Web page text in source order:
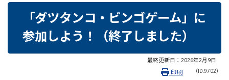
「ダツタンコ・ビンゴゲーム」に
参加しよう！（終了しました）
最終更新日： 2026年2月9日
（ID:9702）
印刷